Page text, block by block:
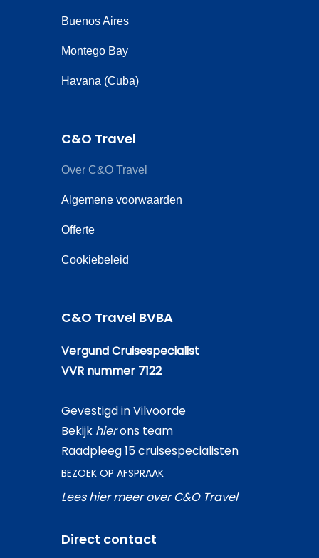
Buenos Aires
Montego Bay
Havana (Cuba)
C&O Travel
Over C&O Travel
Algemene voorwaarden
Offerte
Cookiebeleid
C&O Travel BVBA
Vergund Cruisespecialist
VVR nummer 7122
Gevestigd in Vilvoorde
Bekijk hierons team
Raadpleeg 15 cruisespecialisten
BEZOEK OP AFSPRAAK
Lees hier meer over C&O Travel
Direct contact